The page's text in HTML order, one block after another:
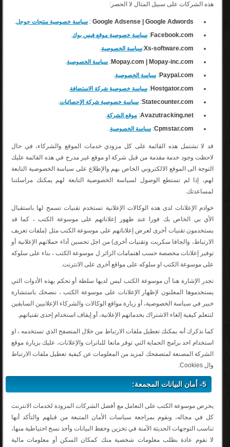
هذه الشركات على سبيل المثال لا الحصر:
Google Adsense | Google Adwords
: سياسة خصوصية منتجات جوجل.
Facebook.com
: سياسة خصوصية موقع فيس بوك.
Xs-software.com
:سياسة الخصوصية.
Mopay.com | Mopay-inc.com
: سياسة الخصوصية.
Paypal.com
: سياسة الخصوصية.
Hostgator.com
: سياسة خصوصية شركة الاستضافة.
Statecounter.com
: سياسة خصوصية شركة الإحصائيات.
Avazutracking.net
: موقع الشركة.
Cpmstar.com
: سياسة الخصوصية.
قد لا تشتمل هذه القائمة على كل مزودي خدمات الموقع والشركاء، في حال
لاحظت وجود خدمة مقدمة من قبل شركة او موقع غير مدرج في هذه القائمة عليك
التوجة الى الموقع الالكتروني الخاص بهم والإطلاع على سياسة الخصوصية التابعة
لهم، إذا لم تستطع الوصول لسياسة الخصوصية التابعة لهم يمكنك مراسلتنا
لمساعدتك.
خوادم الإعلانات لدى هذه الوكالات الإعلانية تستخدم تقنيات تسمح لها باستقبال
الأي بي الخاص بك فورا عند ظهور إعلاناتهم على موسوعة الكتب ، كما قد
يستخدمون تقنيات أخرى لعرض إعلاناتهم على موسوعة الكتب مثل (ملفات تعريف
الارتباط، والجافا سكربت وتقنيات أخرى) من اجل تحسين أداء حملاتهم الإعلانية أو
توفير إعلانات مخصصة حسب اهتمامات الزائر ل موسوعة الكتب ، بناء على سلوكه
على موسوعة الكتب او سلوكه على مواقع أخرى على الانترنت.
تجدر الإشارة هنا أن موسوعة الكتب ليس لديها سلطة أو تحكم بهذه الأدوات التي
يستخدموها المعلنون لإظهار الإعلانات على موسوعة الكتب ، ننصحك باستشارة
خبير في سياسة الخصوصية، أو زيارة مواقع الوكالات والشركاء الإعلانيين السابقين
لتتعلم كيفية إلغاء الاشتراك بخدماتهم الإعلانية، أو إيقاف استخدام إحدى تقنياتهم.
كما نذكرك أنه يمكنك تعطيل ملفات الارتباط من خلال المتصفح الذي تستخدمه ، او
استخدام احد برامج الحماية التي توفر مانعا للبانرات والإعلانات، عليك بزيارة موقع
الشركة المصنعة لمتصفحك لمزيد من المعلومات عن كيفية تعطيل ملفات الارتباط
وال Cookies.
5- أمان البيانات المجمعة:
يحرص موسوعة الكتب على التعامل مع أفضل الشركات المزودة لخدمات الانترنت
كل في مجاله، ونقوم بمراجعة سياسات الأمان المتبعة من قبلهم والتأكد أنها
تناسب التوجهات الحديثة الآمنة في تخزين وحفظ البيانات وأخذ نسخ احتياطية منها،
لا نقوم عادة بطلب معلومات شخصية منك كمكان السكن أو معلومات مالية